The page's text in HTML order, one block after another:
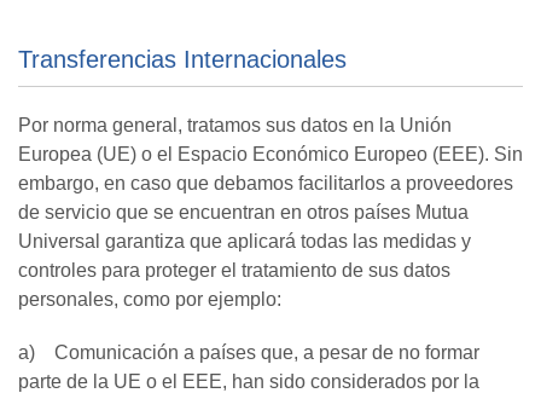
Transferencias Internacionales
Por norma general, tratamos sus datos en la Unión
Europea (UE) o el Espacio Económico Europeo (EEE). Sin
embargo, en caso que debamos facilitarlos a proveedores
de servicio que se encuentran en otros países Mutua
Universal garantiza que aplicará todas las medidas y
controles para proteger el tratamiento de sus datos
personales, como por ejemplo:
a) Comunicación a países que, a pesar de no formar
parte de la UE o el EEE, han sido considerados por la